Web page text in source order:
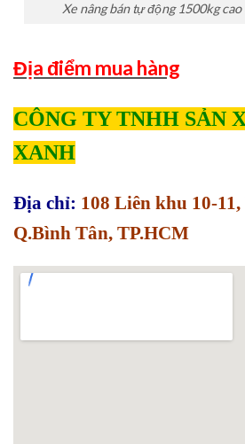
Xe nâng bán tự động 1500kg
Địa điểm mua hàng
CÔNG TY TNHH SẢN
XANH
Địa chỉ: 108 Liên khu 10-
Q.Bình Tân, TP.HCM